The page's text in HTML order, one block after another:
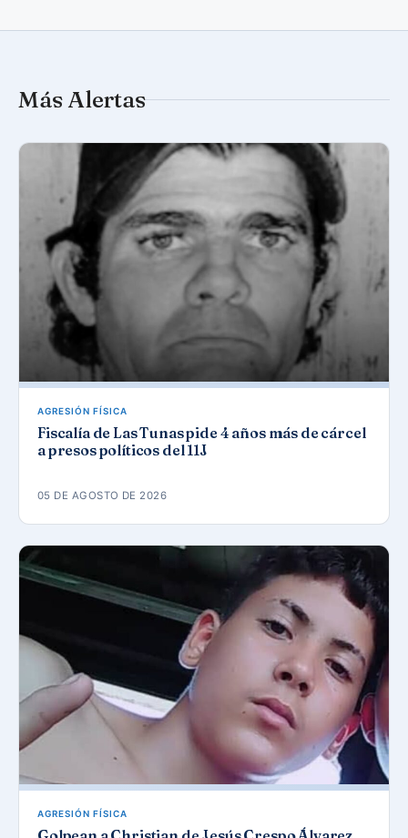
Más Alertas
AGRESIÓN FÍSICA
Fiscalía de Las Tunas pide 4 años más de cárcel
a presos políticos del 11J
05 DE AGOSTO DE 2026
AGRESIÓN FÍSICA